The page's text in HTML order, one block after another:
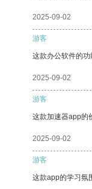
2025-09-02
游客
这款办公软件的
2025-09-02
游客
这款加速器app的
2025-09-02
游客
这款app的学习氛